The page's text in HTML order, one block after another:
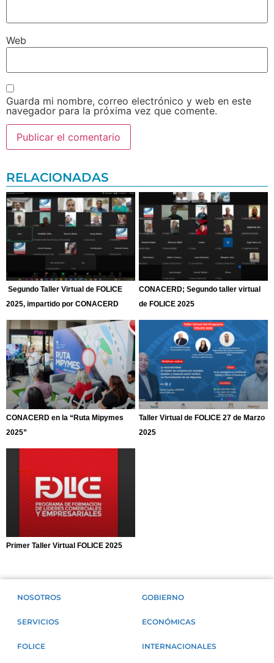
Web
Guarda mi nombre, correo electrónico y web en este
navegador para la próxima vez que comente.
RELACIONADAS
Segundo Taller Virtual de FOLICE
2025, impartido por CONACERD
CONACERD; Segundo taller virtual
de FOLICE 2025
CONACERD en la “Ruta Mipymes
2025”
Taller Virtual de FOLICE 27 de Marzo
2025
Primer Taller Virtual FOLICE 2025
NOSOTROS
SERVICIOS
FOLICE
GOBIERNO
ECONÓMICAS
INTERNACIONALES